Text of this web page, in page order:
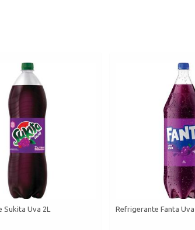
Sukita Uva 2L Refrigerante Fanta Uva